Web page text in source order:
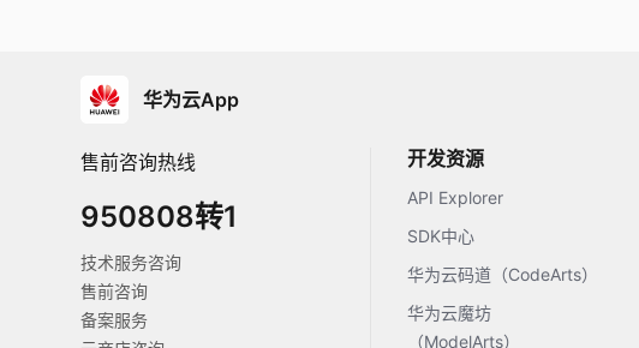
华为云App
售前咨询热线
950808转1
技术服务咨询
售前咨询
备案服务
开发资源
API Explorer
SDK中心
华为云码道（CodeArts）
华为云魔坊
（ModelArts）